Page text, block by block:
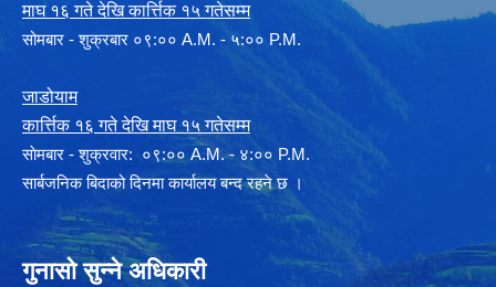
माघ १६ गते देखि कार्त्तिक १५ गतेसम्म
सोमबार - शुक्रबार ०९:०० A.M. - ५:०० P.M.
जाडोयाम
कार्त्तिक १६ गते देखि माघ १५ गतेसम्म
साेमबार - शुक्रवार: ०९:०० A.M. - ४:०० P.M.
सार्बजनिक बिदाको दिनमा कार्यालय बन्द रहने छ ।
गुनासो सुन्ने अधिकारी